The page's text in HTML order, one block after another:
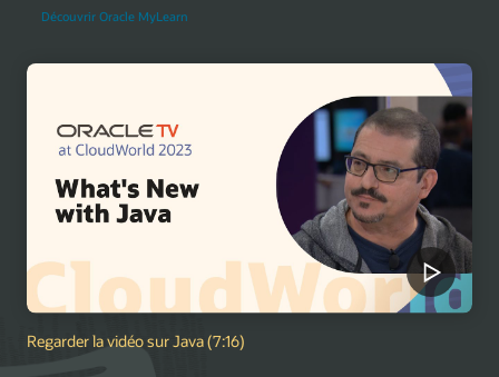
Découvrir Oracle MyLearn
Regarder la vidéo sur Java (7:16)